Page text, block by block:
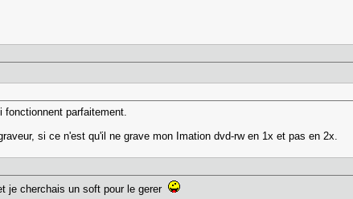
fonctionnent parfaitement.
si ce n'est qu'il ne grave mon Imation dvd-rw en 1x et pas en 2x.
je cherchais un soft pour le gerer